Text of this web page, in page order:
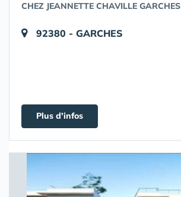
CHEZ JEANNETTE CHAVILLE GARCHES
92380 - GARCHES
Plus d'infos